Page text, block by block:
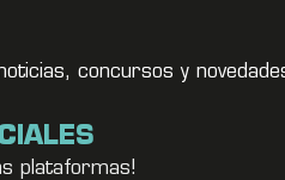
concursos y
plataformas!